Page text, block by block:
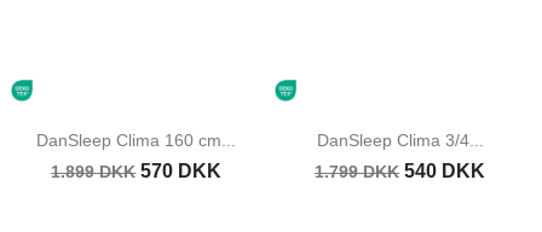
DanSleep Clima 160 cm...
1.899 DKK 570 DKK
DanSleep Clima 3/4...
1.799 DKK 540 DKK